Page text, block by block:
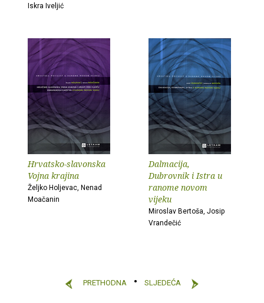
Iskra Iveljić
Hrvatsko-slavonska
Vojna krajina
Željko Holjevac, Nenad
Moačanin
Dalmacija,
Dubrovnik i Istra u
ranome novom
vijeku
Miroslav Bertoša, Josip
Vrandečić
PRETHODNA SLJEDEĆA